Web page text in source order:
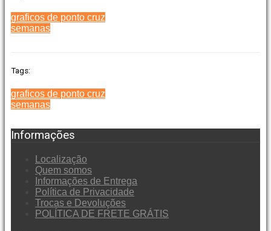
graficos de ponto cruz
semanas
Tags:
graficos de ponto cruz
semanas
Informações
Localização
Quem somos
Informações de Entrega
Política de Privacidade
Trocas e Devoluções
POLÍTICA DE FRETE GRÁTIS